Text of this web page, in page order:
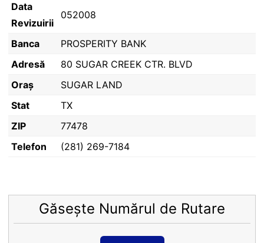
Data
Revizuirii
052008
Banca
PROSPERITY BANK
Adresă
80 SUGAR CREEK CTR. BLVD
Oraș
SUGAR LAND
Stat
TX
ZIP
77478
Telefon
(281) 269-7184
Găsește Numărul de Rutare